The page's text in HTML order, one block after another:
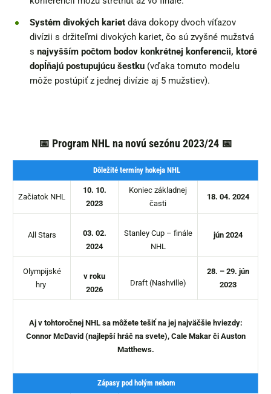
Systém divokých kariet dáva dokopy dvoch víťazov
divízii s držiteľmi divokých kariet, čo sú zvyšné mužstvá
s najvyšším počtom bodov konkrétnej konferencii, ktoré
dopĺňajú postupujúcu šestku (vďaka tomuto modelu
môže postúpiť z jednej divízie aj 5 mužstiev).
📅 Program NHL na novú sezónu 2023/24 📅
Dôležité termíny hokeja NHL
Začiatok NHL
10. 10.
2023
Koniec základnej
časti
18. 04. 2024
All Stars
03. 02.
2024
Stanley Cup – finále
NHL
jún 2024
Olympijské
hry
v roku
2026
Draft (Nashville)
28. – 29. jún
2023
Aj v tohtoročnej NHL sa môžete tešiť na jej najväčšie hviezdy:
Connor McDavid (najlepší hráč na svete), Cale Makar či Auston
Matthews.
Zápasy pod holým nebom